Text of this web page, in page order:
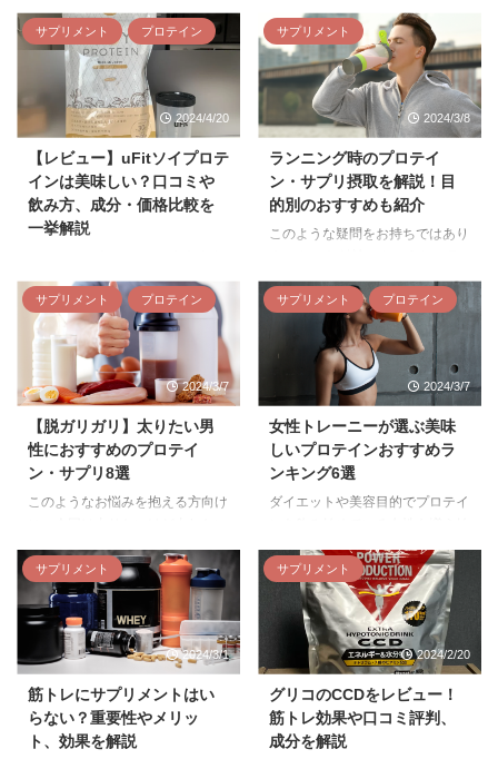
たい 40代女性向けのダイエット
プロテインを選ぶ4つのコツにつ
いても紹介しているので、ぜひ最
後までご覧ください。 40代女 ...
REYS WPI チ ...
心安全の国内製造で機能性関与成
分が含まれるプロテインとして今
話題を集めています。 しかし、
味やコスパ面など購入前に知って
おきたいことも多いですよね。
本記事では、BEAUTEINソイプロ
感想や口コミ評判、成分・カロリ
ーなどを紹介します。
BEAUTEINソイプロテインを飲ん
だ感想レビュー BEAUTEINソイ
た。 袋の中にスプーンが入って
いるタイプです。 粉は若干しっ
とりした触感です。 水に粉を入
れた状態はこの ...
るために、ロールドオーツを購入
した筆者がメリット・デメリッ
ト、粉末や他社オートミールとの
比較などをレビューします。 マ
イプロテインのロールドオーツオ
ートミールの口コミ評判 マイプ
ミールを注文した方の口コミ評判
を紹介します 朝ご飯をこれに変
えてみました。 他にも何かある
かもしれませんけど、1週間です
自然に減りました。 お勧めで
す。 引用：公式HP 粒は大きめの
オートミールです。 コスパいい
ので、リピートしてます！ ...
サプリメント プロテイン
2024/4/20
【レビュー】uFitソイプロテ
インは美味しい？口コミや
飲み方、成分・価格比較を
一挙解説
の国内製造で高たんぱく質のプロ
テインとして今話題を集めていま
す。 しかし、味やコスパ面など
購入前に知っておきたいことも多
いですよね。 本記事では、uFitソ
イプロテインを実際に飲んだ筆者
カロリーなどを紹介します。 uFit
ソイプロテインを飲んだ感想レビ
ュー 今回は、uFitソイプロテイン
のカフェオレ味をレビューしま
いるので、粉の中をかき分けて探
す必要もありません。 粉はしっ
とりした柔らかさがあり、大豆の
香ばしい匂 ...
サプリメント
2024/3/8
ランニング時のプロテイ
ン・サプリ摂取を解説！目
的別のおすすめも紹介
このような疑問をお持ちではあり
ンナーにはプロテインも欠かせま
せんが、その他のサプリもリカバ
リー・パフォーマンスアップにお
いて極めて重要です。 そこで今
回はランニングにおすすめのプロ
テインとサプリをそれぞれの摂取
タイミングと合わせて解説しま
す。 ランニングのプロテインの
選び方 ランニングにおける プロ
テイン＋サプリ活用 リカバリー
系プロテイン リカバリー系プロ
で、ランニング後にリカバリー成
分の含まれたプロテインを飲むの
が ...
サプリメント プロテイン
2024/3/7
【脱ガリガリ】太りたい男
性におすすめのプロテイ
ン・サプリ8選
このようなお悩みを抱える方向け
男性の原因や太るためのおすすめ
プロテイン・サプリを紹介しま
す。 コスパ良く太るための方法
を事細かく紹介しているので、ぜ
ひ最後までご覧ください。 太り
たいけど太れない男性の原因
悩みを抱える男性にありがちな原
因を紹介します。 食が細い 栄養
の吸収効率が悪い 運動習慣がな
サプリメント プロテイン
2024/3/7
女性トレーニーが選ぶ美味
しいプロテインおすすめラ
ンキング6選
ダイエットや美容目的でプロテイ
めています。 早く効果を実感す
るためには、美味しく飲めるプロ
テインを選んで継続することが重
要です。 そこで本記事では、女
性におすすめの美味しいプロテイ
ンの選び方とおすすめメーカーラ
しで飲めるおすすめのプロテイン
も紹介しているので、ズボラで運
動が3日坊主になりがちな女性も
サプリメント
2024/3/1
筋トレにサプリメントはい
らない？重要性やメリッ
ト、効果を解説
サプリメント
2024/2/20
グリコのCCDをレビュー！
筋トレ効果や口コミ評判、
成分を解説